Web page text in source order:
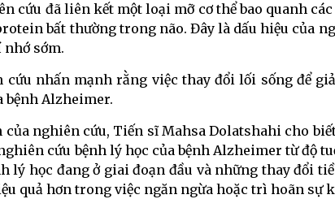
cứu đã liên kết một loại mỡ cơ thể bao quanh
bất thường trong não. Đây là dấu hiệu của
sớm.
cứu nhấn mạnh rằng việc thay đổi lối sống để
bệnh Alzheimer.
nghiên cứu, Tiến sĩ Mahsa Dolatshahi cho
cứu bệnh lý học của bệnh Alzheimer từ độ
lý học đang ở giai đoạn đầu và những thay đổi
quả hơn trong việc ngăn ngừa hoặc trì hoãn sự